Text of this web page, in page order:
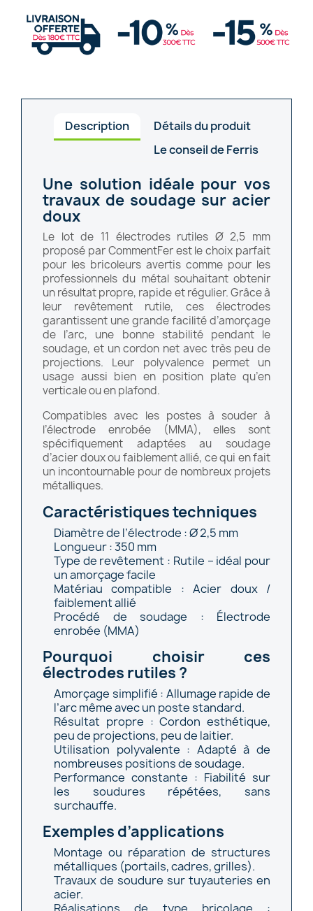
Description
Détails du produit
Le conseil de Ferris
Une solution idéale pour vos
travaux de soudage sur acier
doux
Le lot de 11 électrodes rutiles Ø 2,5 mm
proposé par CommentFer est le choix parfait
pour les bricoleurs avertis comme pour les
professionnels du métal souhaitant obtenir
un résultat propre, rapide et régulier. Grâce à
leur revêtement rutile, ces électrodes
garantissent une grande facilité d’amorçage
de l’arc, une bonne stabilité pendant le
soudage, et un cordon net avec très peu de
projections. Leur polyvalence permet un
usage aussi bien en position plate qu’en
verticale ou en plafond.
Compatibles avec les postes à souder à
l’électrode enrobée (MMA), elles sont
spécifiquement adaptées au soudage
d’acier doux ou faiblement allié, ce qui en fait
un incontournable pour de nombreux projets
métalliques.
Caractéristiques techniques
Diamètre de l’électrode : Ø 2,5 mm
Longueur : 350 mm
Type de revêtement : Rutile – idéal pour
un amorçage facile
Matériau compatible : Acier doux /
faiblement allié
Procédé de soudage : Électrode
enrobée (MMA)
Pourquoi choisir ces
électrodes rutiles ?
Amorçage simplifié : Allumage rapide de
l’arc même avec un poste standard.
Résultat propre : Cordon esthétique,
peu de projections, peu de laitier.
Utilisation polyvalente : Adapté à de
nombreuses positions de soudage.
Performance constante : Fiabilité sur
les soudures répétées, sans
surchauffe.
Exemples d’applications
Montage ou réparation de structures
métalliques (portails, cadres, grilles).
Travaux de soudure sur tuyauteries en
acier.